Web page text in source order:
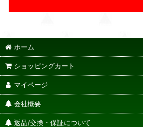
ホーム
ショッピングカート
マイページ
会社概要
返品/交換・保証について